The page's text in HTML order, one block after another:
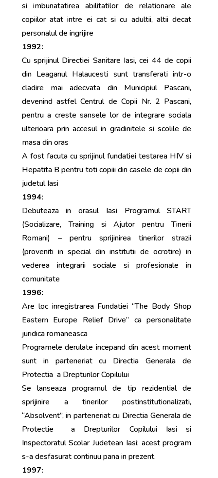
si imbunatatirea abilitatilor de relationare ale
copiilor atat intre ei cat si cu adultii, altii decat
personalul de ingrijire
1992:
Cu sprijinul Directiei Sanitare Iasi, cei 44 de copii
din Leaganul Halaucesti sunt transferati intr-o
cladire mai adecvata din Municipiul Pascani,
devenind astfel Centrul de Copii Nr. 2 Pascani,
pentru a creste sansele lor de integrare sociala
ulterioara prin accesul in gradinitele si scolile de
masa din oras
A fost facuta cu sprijinul fundatiei testarea HIV si
Hepatita B pentru toti copiii din casele de copii din
judetul Iasi
1994:
Debuteaza in orasul Iasi Programul START
(Socializare, Training si Ajutor pentru Tinerii
Romani) – pentru sprijinirea tinerilor strazii
(proveniti in special din institutii de ocrotire) in
vederea integrarii sociale si profesionale in
comunitate
1996:
Are loc inregistrarea Fundatiei “The Body Shop
Eastern Europe Relief Drive” ca personalitate
juridica romaneasca
Programele derulate incepand din acest moment
sunt in parteneriat cu Directia Generala de
Protectia a Drepturilor Copilului
Se lanseaza programul de tip rezidential de
sprijinire a tinerilor postinstitutionalizati,
“Absolvent”, in parteneriat cu Directia Generala de
Protectie a Drepturilor Copilului Iasi si
Inspectoratul Scolar Judetean Iasi; acest program
s-a desfasurat continuu pana in prezent.
1997: